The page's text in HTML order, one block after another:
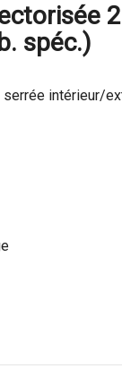
spéc.)
intérieur/